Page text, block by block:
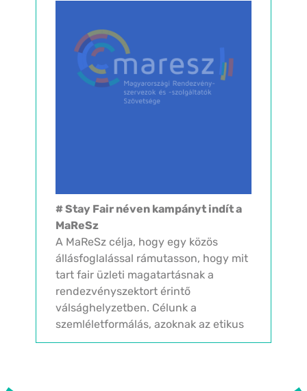
# Stay Fair néven kampányt indít a
MaReSz
A MaReSz célja, hogy egy közös
állásfoglalással rámutasson, hogy mit
tart fair üzleti magatartásnak a
rendezvényszektort érintő
válsághelyzetben. Célunk a
szemléletformálás, azoknak az etikus
szakmai normáknak a rögzítése,